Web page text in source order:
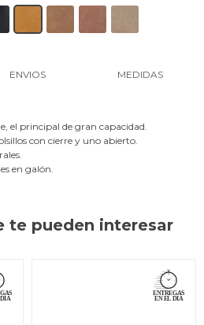
ENVIOS MEDIDAS
el principal de gran capacidad.
con cierre y uno abierto.
en galón.
te pueden interesar